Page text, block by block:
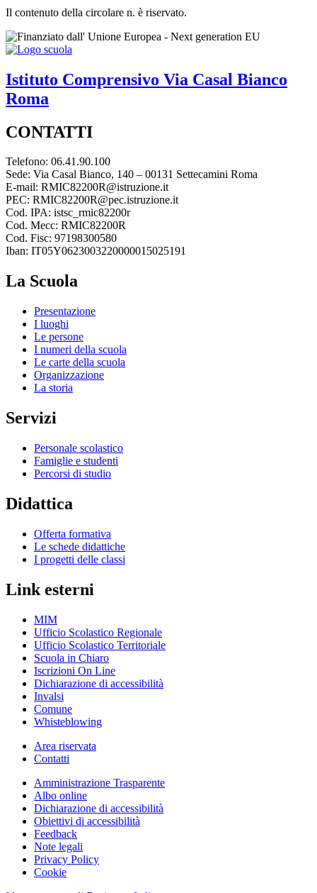
Il contenuto della circolare n. è riservato.
Istituto Comprensivo Via Casal Bianco
Roma
CONTATTI
Telefono: 06.41.90.100
Sede: Via Casal Bianco, 140 – 00131 Settecamini Roma
E-mail: RMIC82200R@istruzione.it
PEC: RMIC82200R@pec.istruzione.it
Cod. IPA: istsc_rmic82200r
Cod. Mecc: RMIC82200R
Cod. Fisc: 97198300580
Iban: IT05Y0623003220000015025191
La Scuola
Presentazione
I luoghi
Le persone
I numeri della scuola
Le carte della scuola
Organizzazione
La storia
Servizi
Personale scolastico
Famiglie e studenti
Percorsi di studio
Didattica
Offerta formativa
Le schede didattiche
I progetti delle classi
Link esterni
MIM
Ufficio Scolastico Regionale
Ufficio Scolastico Territoriale
Scuola in Chiaro
Iscrizioni On Line
Dichiarazione di accessibilità
Invalsi
Comune
Whisteblowing
Area riservata
Contatti
Amministrazione Trasparente
Albo online
Dichiarazione di accessibilità
Obiettivi di accessibilità
Feedback
Note legali
Privacy Policy
Cookie